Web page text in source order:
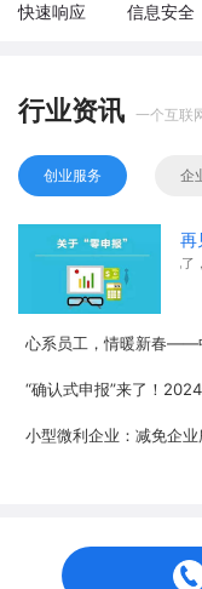
快速响应 信息安全
行业资讯 一个互联
创业服务 企
再见
“确认式申报”来了！
小型微利企业：减免企